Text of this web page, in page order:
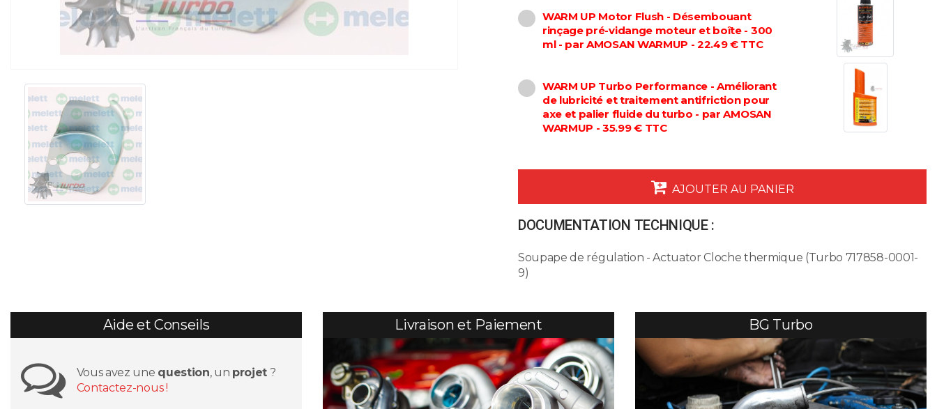
WARM UP Motor Flush - Désembouant
rinçage pré-vidange moteur et boîte - 300
ml - par AMOSAN WARMUP - 22.49 € TTC
WARM UP Turbo Performance - Améliorant
de lubricité et traitement antifriction pour
axe et palier fluide du turbo - par AMOSAN
WARMUP - 35.99 € TTC
AJOUTER AU PANIER
DOCUMENTATION TECHNIQUE :
Soupape de régulation - Actuator Cloche thermique (Turbo 717858-0001-
9)
Aide et Conseils
Vous avez une question, un projet ?
Contactez-nous !
Livraison et Paiement BG Turbo